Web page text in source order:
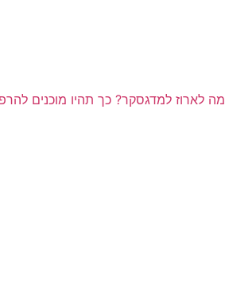
מה לארוז למדגסקר? כך תהיו מוכנים